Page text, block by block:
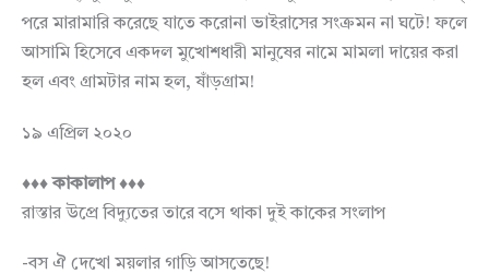
পরে মারামারি করেছে যাতে করোনা ভাইরাসের সংক্রমন না ঘটে! ফলে
আসামি হিসেবে একদল মুখোশধারী মানুষের নামে মামলা দায়ের করা
হল এবং গ্রামটার নাম হল, ষাঁড়গ্রাম!
১৯ এপ্রিল ২০২০
♦♦♦ কাকালাপ ♦♦♦
রাস্তার উপ্রে বিদ্যুতের তারে বসে থাকা দুই কাকের সংলাপ
-বস ঐ দেখো ময়লার গাড়ি আসতেছে!